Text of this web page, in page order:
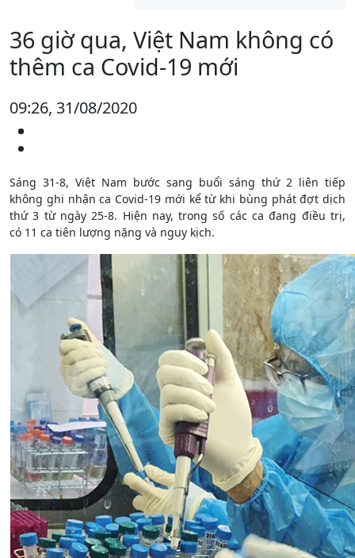
36 giờ qua, Việt Nam không có
thêm ca Covid-19 mới
09:26, 31/08/2020
Sáng 31-8, Việt Nam bước sang buổi sáng thứ 2 liên tiếp
không ghi nhận ca Covid-19 mới kể từ khi bùng phát đợt dịch
thứ 3 từ ngày 25-8. Hiện nay, trong số các ca đang điều trị,
có 11 ca tiên lượng nặng và nguy kịch.